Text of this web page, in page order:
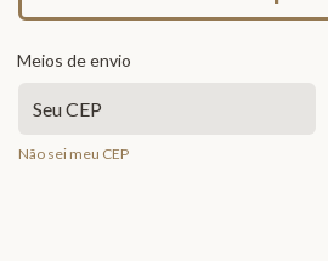
Meios de envio
Não sei meu CEP